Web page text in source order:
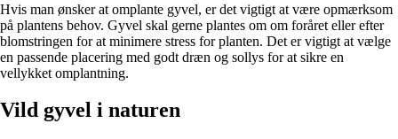
Hvis man ønsker at omplante gyvel, er det vigtigt at være opmærksom
på plantens behov. Gyvel skal gerne plantes om om foråret eller efter
blomstringen for at minimere stress for planten. Det er vigtigt at vælge
en passende placering med godt dræn og sollys for at sikre en
vellykket omplantning.
Vild gyvel i naturen